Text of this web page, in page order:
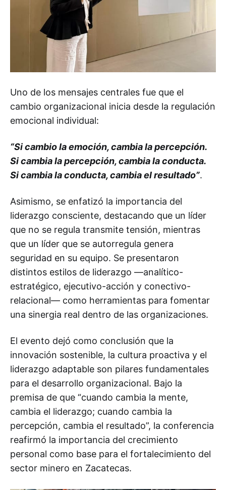
Uno de los mensajes centrales fue que el
cambio organizacional inicia desde la regulación
emocional individual:
“Si cambio la emoción, cambia la percepción.
Si cambia la percepción, cambia la conducta.
Si cambia la conducta, cambia el resultado”.
Asimismo, se enfatizó la importancia del
liderazgo consciente, destacando que un líder
que no se regula transmite tensión, mientras
que un líder que se autorregula genera
seguridad en su equipo. Se presentaron
distintos estilos de liderazgo —analítico-
estratégico, ejecutivo-acción y conectivo-
relacional— como herramientas para fomentar
una sinergia real dentro de las organizaciones.
El evento dejó como conclusión que la
innovación sostenible, la cultura proactiva y el
liderazgo adaptable son pilares fundamentales
para el desarrollo organizacional. Bajo la
premisa de que “cuando cambia la mente,
cambia el liderazgo; cuando cambia la
percepción, cambia el resultado”, la conferencia
reafirmó la importancia del crecimiento
personal como base para el fortalecimiento del
sector minero en Zacatecas.